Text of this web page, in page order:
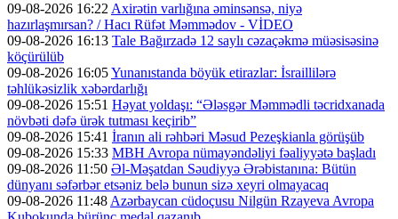
09-08-2026 16:22 Axirətin varlığına əminsənsə, niyə
hazırlaşmırsan? / Hacı Rüfət Məmmədov - VİDEO
09-08-2026 16:13 Tale Bağırzadə 12 saylı cəzaçəkmə müəsisəsinə
köçürülüb
09-08-2026 16:05Yunanıstanda böyük etirazlar: İsraillilərə
təhlükəsizlik xəbərdarlığı
09-08-2026 15:51 Həyat yoldaşı: “Ələsgər Məmmədli təcridxanada
növbəti dəfə ürək tutması keçirib”
09-08-2026 15:41 İranın ali rəhbəri Məsud Pezeşkianla görüşüb
09-08-2026 15:33 MBH Avropa nümayəndəliyi fəaliyyətə başladı
09-08-2026 11:50 Əl-Məşatdan Səudiyyə Ərəbistanına: Bütün
dünyanı səfərbər etsəniz belə bunun sizə xeyri olmayacaq
09-08-2026 11:48 Azərbaycan cüdoçusu Nilgün Rzayeva Avropa